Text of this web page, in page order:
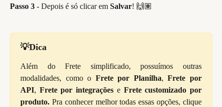
Passo 3 - Depois é só clicar em Salvar! 🙌🏽
💡Dica
Além do Frete simplificado, possuímos outras
modalidades, como o Frete por Planilha,Frete por
API, Frete por integrações eFrete customizado por
produto. Pra conhecer melhor todas essas opções, clique